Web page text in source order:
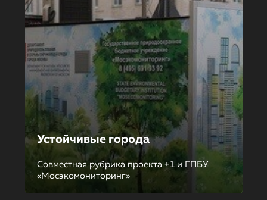
Устойчивые города
Совместная рубрика проекта +1 и ГПБУ
«Мосэкомониторинг»